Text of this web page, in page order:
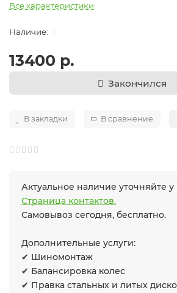
Все характеристики
13400 р.
Закончился
В закладки В сравнение
Актуальное наличие уточняйте
Страница контактов.
Самовывоз сегодня, бесплатно.
Дополнительные услуги:
✔ Шиномонтаж
✔ Балансировка колес
✔ Правка стальных и литых